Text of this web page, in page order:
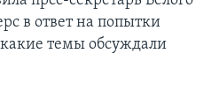
в ответ на попытки
темы обсуждали